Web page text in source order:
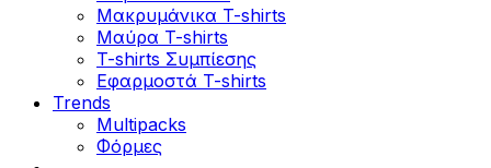
Μακρυμάνικα T-shirts
Μαύρα T-shirts
T-shirts Συμπίεσης
Εφαρμοστά T-shirts
Trends
Multipacks
Φόρμες